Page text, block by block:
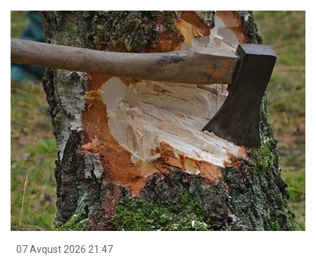
07 Avqust 2026 21:47